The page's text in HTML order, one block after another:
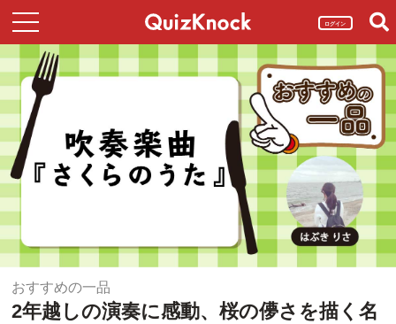
ログイン
おすすめの一品
2年越しの演奏に感動、桜の儚さを描く名